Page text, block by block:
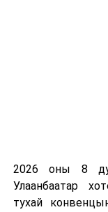
Мөн тэтгэвэр
нэмэгдсэн.
мэндийн
2026 оны 8
Улаанбаатар
тухай